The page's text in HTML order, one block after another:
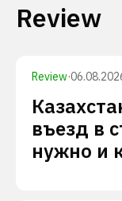
Review
Review·
въезд в
нужно и